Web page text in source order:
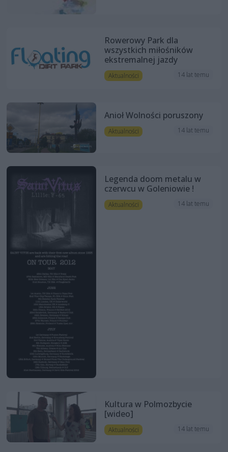
Rowerowy Park dla
wszystkich miłośników
ekstremalnej jazdy
Aktualności 14 lat temu
Anioł Wolności poruszony
Aktualności 14 lat temu
Legenda doom metalu w
czerwcu w Goleniowie !
Aktualności 14 lat temu
Kultura w Polmozbycie
[wideo]
Aktualności 14 lat temu